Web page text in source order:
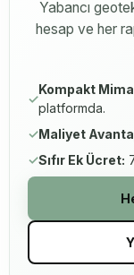
Yabancı
hesap ve her
✓
Kompakt
platformda.
✓Maliyet
✓Sıfır Ek Ücret: